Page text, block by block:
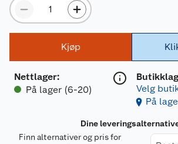
Kjøp
Nettlager:
På lager (6-20)
Velg
På
Dine
Finn alternativer og pris for